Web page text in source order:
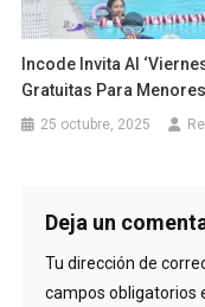
Incode Invita Al
Gratuitas Para
25 octubre, 2025
Deja un
Tu dirección de
campos obligatorios